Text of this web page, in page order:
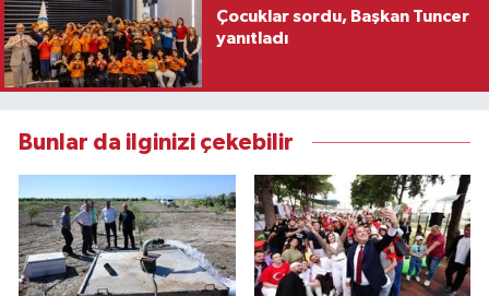
Çocuklar sordu, Başkan Tuncer
yanıtladı
Bunlar da ilginizi çekebilir